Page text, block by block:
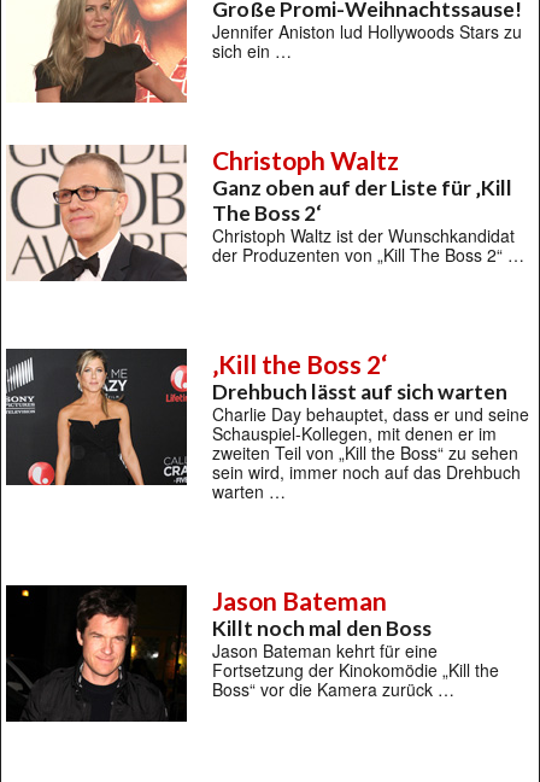
Große Promi-Weihnachtssause!
Jennifer Aniston lud Hollywoods Stars zu
sich ein …
Christoph Waltz
Ganz oben auf der Liste für ‚Kill
The Boss 2‘
Christoph Waltz ist der Wunschkandidat
der Produzenten von „Kill The Boss 2“ …
‚Kill the Boss 2‘
Drehbuch lässt auf sich warten
Charlie Day behauptet, dass er und seine
Schauspiel-Kollegen, mit denen er im
zweiten Teil von „Kill the Boss“ zu sehen
sein wird, immer noch auf das Drehbuch
warten …
Jason Bateman
Killt noch mal den Boss
Jason Bateman kehrt für eine
Fortsetzung der Kinokomödie „Kill the
Boss“ vor die Kamera zurück …